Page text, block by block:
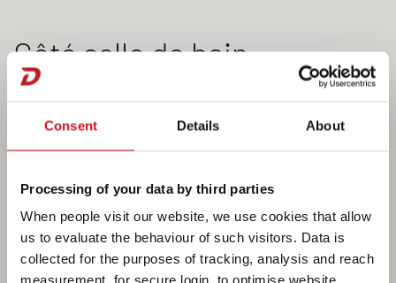
Consent Details About
Processing of your data by third parties
When people visit our website, we use cookies that allow
us to evaluate the behaviour of such visitors. Data is
collected for the purposes of tracking, analysis and reach
measurement, for secure login, to optimise website
Côté salle de bain